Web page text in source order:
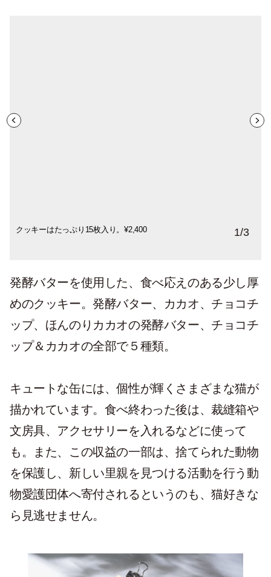
クッキーはたっぷり15枚入り。¥2,400
どんな柄の猫に出合えるかは、開けてから
アイスクリームに乗せたり、アレンジも楽
1/3
発酵バターを使用した、食べ応えのある少し厚
めのクッキー。発酵バター、カカオ、チョコチ
ップ、ほんのりカカオの発酵バター、チョコチ
ップ＆カカオの全部で５種類。
キュートな缶には、個性が輝くさまざまな猫が
描かれています。食べ終わった後は、裁縫箱や
文房具、アクセサリーを入れるなどに使って
も。また、この収益の一部は、捨てられた動物
を保護し、新しい里親を見つける活動を行う動
物愛護団体へ寄付されるというのも、猫好きな
ら見逃せません。